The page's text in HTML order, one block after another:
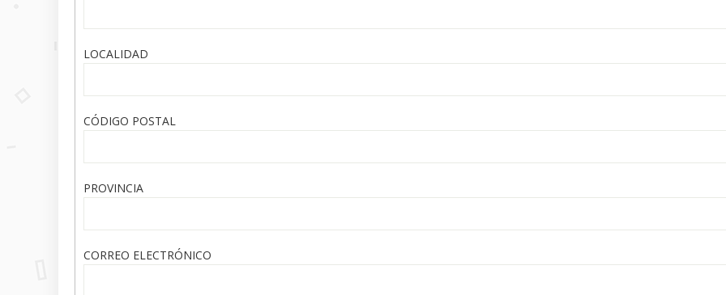
LOCALIDAD
CÓDIGO POSTAL
PROVINCIA
CORREO ELECTRÓNICO